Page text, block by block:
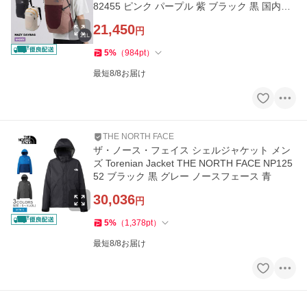
82455 ピンク パープル 紫 ブラック 黒 国内正
21,450円
5% （984pt）
最短8/8お届け
THE NORTH FACE
ザ・ノース・フェイス シェルジャケット メン
ズ Torenian Jacket THE NORTH FACE NP125
52 ブラック 黒 グレー ノースフェース 青
30,036円
5% （ 1,378pt）
最短8/8お届け